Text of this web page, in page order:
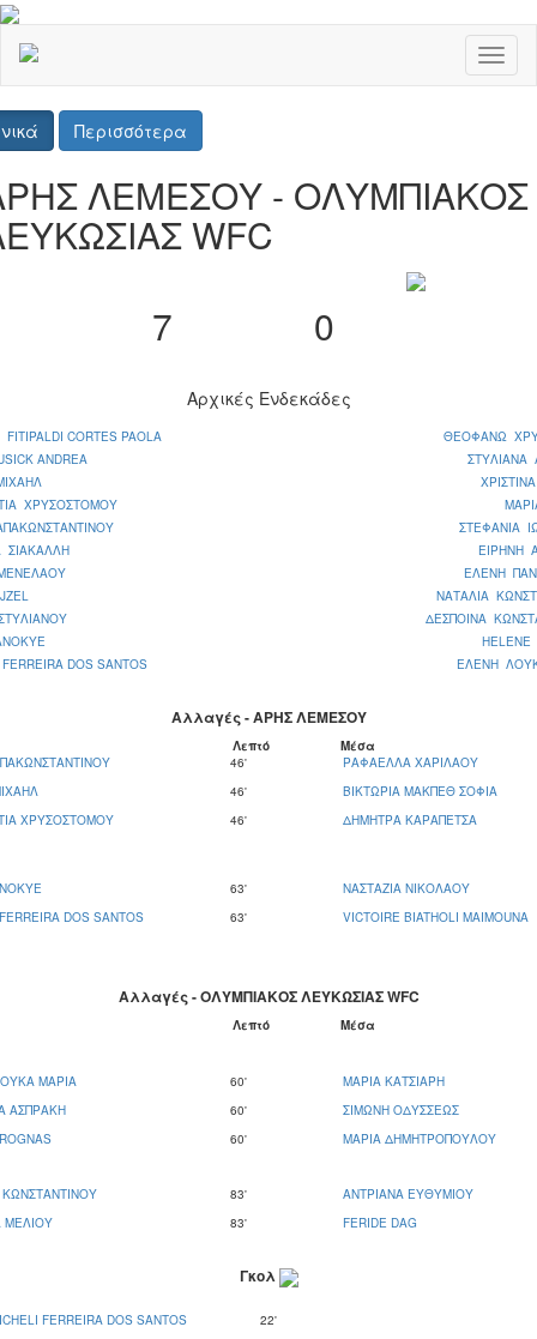
Περισσότερα
ΛΕΜΕΣΟΥ - ΟΛΥΜΠΙΑΚΟΣ
WFC
7
0
Αρχικές Ενδεκάδες
FITIPALDI CORTES PAOLA
ANDREA
ΧΡΥΣΟΣΤΟΜΟΥ
ΣΙΑΚΑΛΛΗ
DOS SANTOS
ΘΕΟΦΑΝΩ
ΣΤΥΛΙΑΝΑ
ΣΤΕΦΑΝΙΑ
ΕΙΡΗΝΗ
ΕΛΕΝΗ
ΝΑΤΑΛΙΑ
ΔΕΣΠΟΙΝΑ
HELENE
ΕΛΕΝΗ
Αλλαγές - ΑΡΗΣ ΛΕΜΕΣΟΥ
Λεπτό
Μέσα
46'
ΡΑΦΑΕΛΛΑ ΧΑΡΙΛΑΟΥ
46'
ΒΙΚΤΩΡΙΑ ΜΑΚΠΕΘ ΣΟΦΙΑ
ΧΡΥΣΟΣΤΟΜΟΥ
46' ΔΗΜΗΤΡΑ ΚΑΡΑΠΕΤΣΑ
63'
ΝΑΣΤΑΖΙΑ ΝΙΚΟΛΑΟΥ
DOS SANTOS
63' VICTOIRE BIATHOLI MAIMOUNA
Αλλαγές - ΟΛΥΜΠΙΑΚΟΣ ΛΕΥΚΩΣΙΑΣ WFC
Λεπτό Μέσα
ΜΑΡΙΑ 60'
ΜΑΡΙΑ ΚΑΤΣΙΑΡΗ
ΑΣΠΡΑΚΗ
60'
ΣΙΜΩΝΗ ΟΔΥΣΣΕΩΣ
60' ΜΑΡΙΑ ΔΗΜΗΤΡΟΠΟΥΛΟΥ
ΚΩΝΣΤΑΝΤΙΝΟΥ 83'
ΑΝΤΡΙΑΝΑ ΕΥΘΥΜΙΟΥ
ΜΕΛΙΟΥ
83' FERIDE DAG
Γκολ
FERREIRA DOS SANTOS
22'